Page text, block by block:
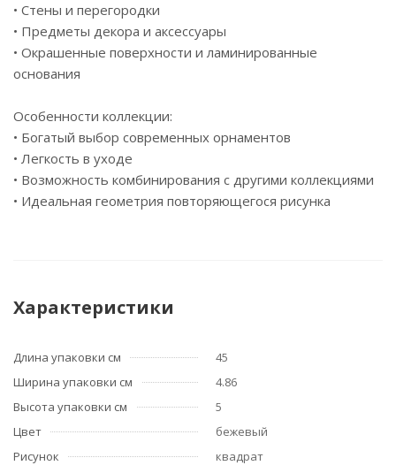
• Стены и перегородки
• Предметы декора и аксессуары
• Окрашенные поверхности и ламинированные
основания
Особенности коллекции:
• Богатый выбор современных орнаментов
• Легкость в уходе
• Возможность комбинирования с другими коллекциями
• Идеальная геометрия повторяющегося рисунка
Характеристики
Длина упаковки см
45
Ширина упаковки см
4.86
Высота упаковки см
5
Цвет
бежевый
Рисунок
квадрат